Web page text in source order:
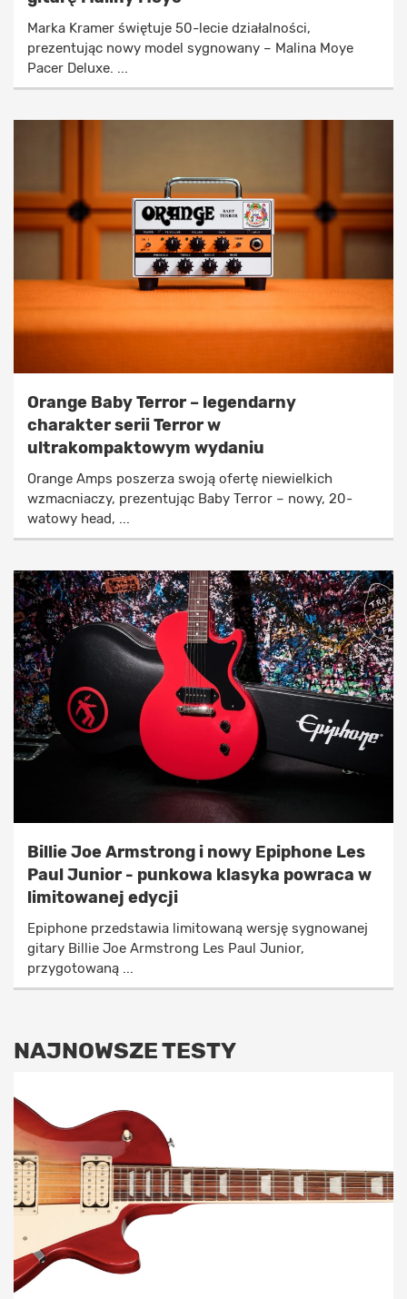
Marka Kramer świętuje 50-lecie działalności,
prezentując nowy model sygnowany – Malina Moye
Pacer Deluxe. ...
Orange Baby Terror – legendarny
charakter serii Terror w
ultrakompaktowym wydaniu
Orange Amps poszerza swoją ofertę niewielkich
wzmacniaczy, prezentując Baby Terror – nowy, 20-
watowy head, ...
Billie Joe Armstrong i nowy Epiphone Les
Paul Junior - punkowa klasyka powraca w
limitowanej edycji
Epiphone przedstawia limitowaną wersję sygnowanej
gitary Billie Joe Armstrong Les Paul Junior,
przygotowaną ...
NAJNOWSZE TESTY